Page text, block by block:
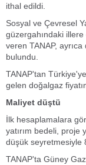
ithal edildi.
Sosyal ve Çevresel
güzergahındaki
veren TANAP,
bulundu.
TANAP'tan
gelen doğalgaz
Maliyet düştü
İlk hesaplamalara
yatırım bedeli, proje
düşük seyretmesiyle
TANAP'ta Güney